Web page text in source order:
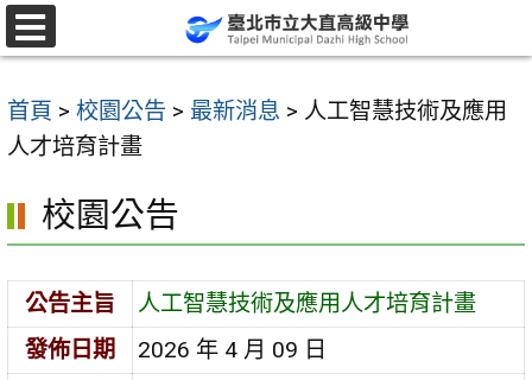
跳
至
要
內
區
首頁 > 校園公告 > 最新消息 > 人工智慧技術及應用
人才培育計畫
校園公告
公告主旨
人工智慧技術及應用人才培育計畫
發佈日期
2026 年 4 月 09 日
選
單